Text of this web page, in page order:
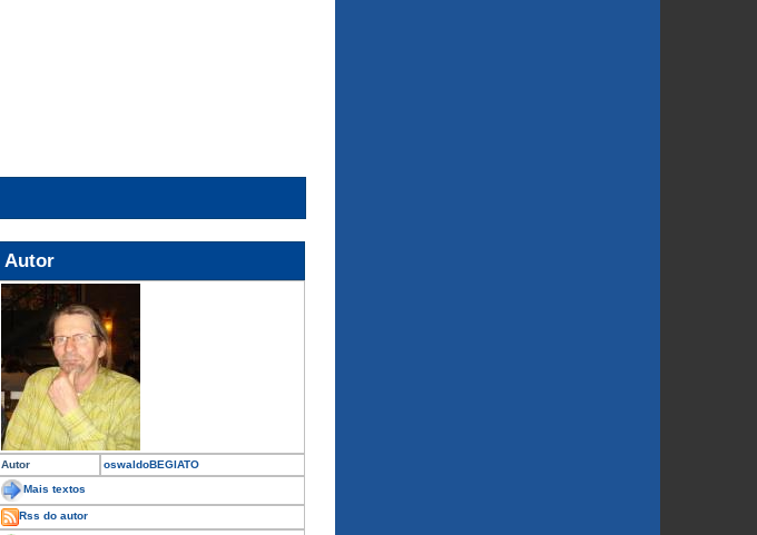
Autor
Autor oswaldoBEGIATO
Mais textos
Rss do autor